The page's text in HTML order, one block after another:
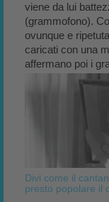
viene da lui
(grammofono).
ovunque e
caricati con una
affermano poi i
Divi come il
presto popolare il